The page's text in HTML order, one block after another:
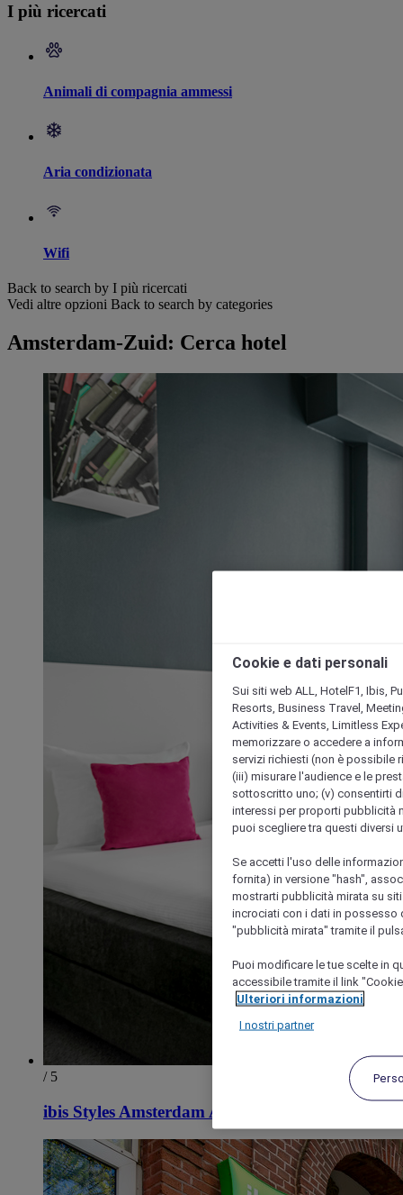
I più ricercati
Animali di compagnia ammessi
Aria condizionata
Wifi
Back to search by I più ricercati
Vedi altre opzioni Back to search by categories
Amsterdam-Zuid: Cerca hotel
/ 5
ibis Styles Amsterdam Amstel
Cookie e dati personali
Sui siti web ALL, HotelF1, Ibis,
Resorts, Business Travel,
Activities & Events, Limitless
memorizzare o accedere a
servizi richiesti (non è possibile
(iii) misurare l'audience e le
sottoscritto uno; (v) consentirti
interessi per proporti pubblicità
puoi scegliere tra questi diversi
Se accetti l'uso delle
fornita) in versione "hash",
mostrarti pubblicità mirata su
incrociati con i dati in possesso
"pubblicità mirata" tramite il
Puoi modificare le tue scelte in
accessibile tramite il link
Ulteriori informazioni
I nostri partner